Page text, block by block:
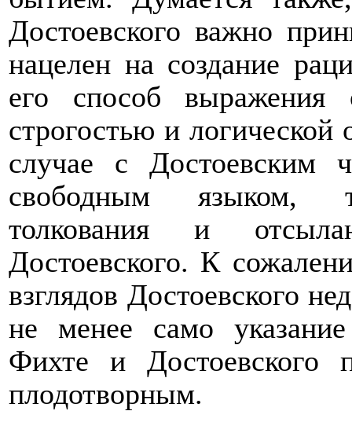
Достоевского важно
нацелен на создание
его способ выражения
строгостью и логической
случае с Достоевским
свободным языком,
толкования и
Достоевского. К
взглядов Достоевского
не менее само
Фихте и Достоевского
плодотворным.